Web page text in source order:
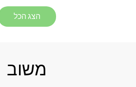
הצג הכל
משוב